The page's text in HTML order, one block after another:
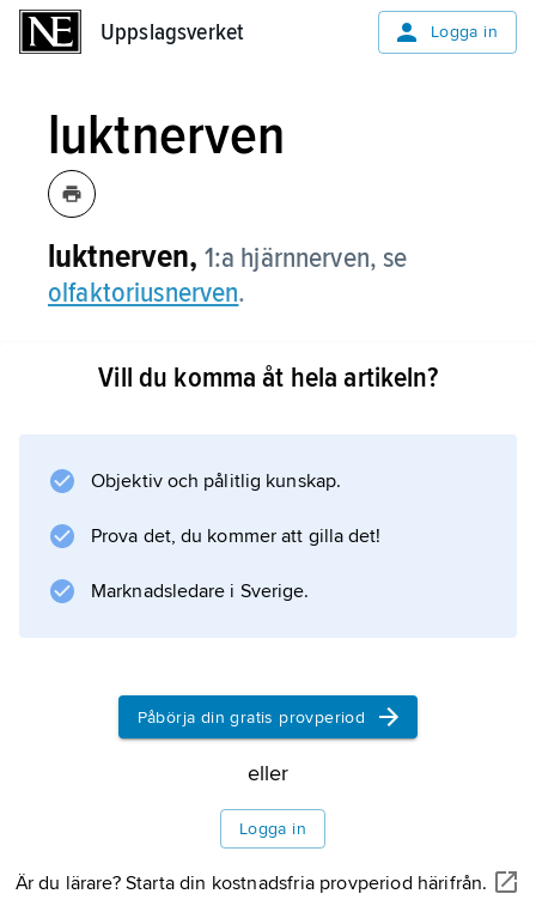
Uppslagsverket Logga in
luktnerven
luktnerven, 1:a hjärnnerven, se
olfaktoriusnerven.
Vill du komma åt hela artikeln?
Objektiv och pålitlig kunskap.
Prova det, du kommer att gilla det!
Marknadsledare i Sverige.
Påbörja din gratis provperiod
eller
Logga in
Är du lärare? Starta din kostnadsfria provperiod härifrån.